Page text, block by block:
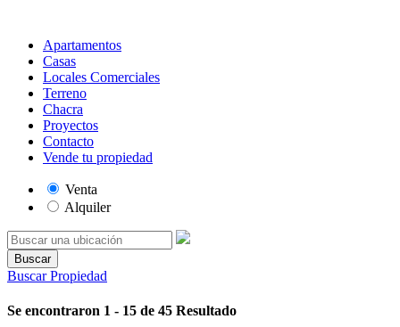
Apartamentos
Casas
Locales Comerciales
Terreno
Chacra
Proyectos
Contacto
Vende tu propiedad
Venta
Alquiler
Buscar
Buscar Propiedad
Se encontraron 1 - 15 de 45 Resultado